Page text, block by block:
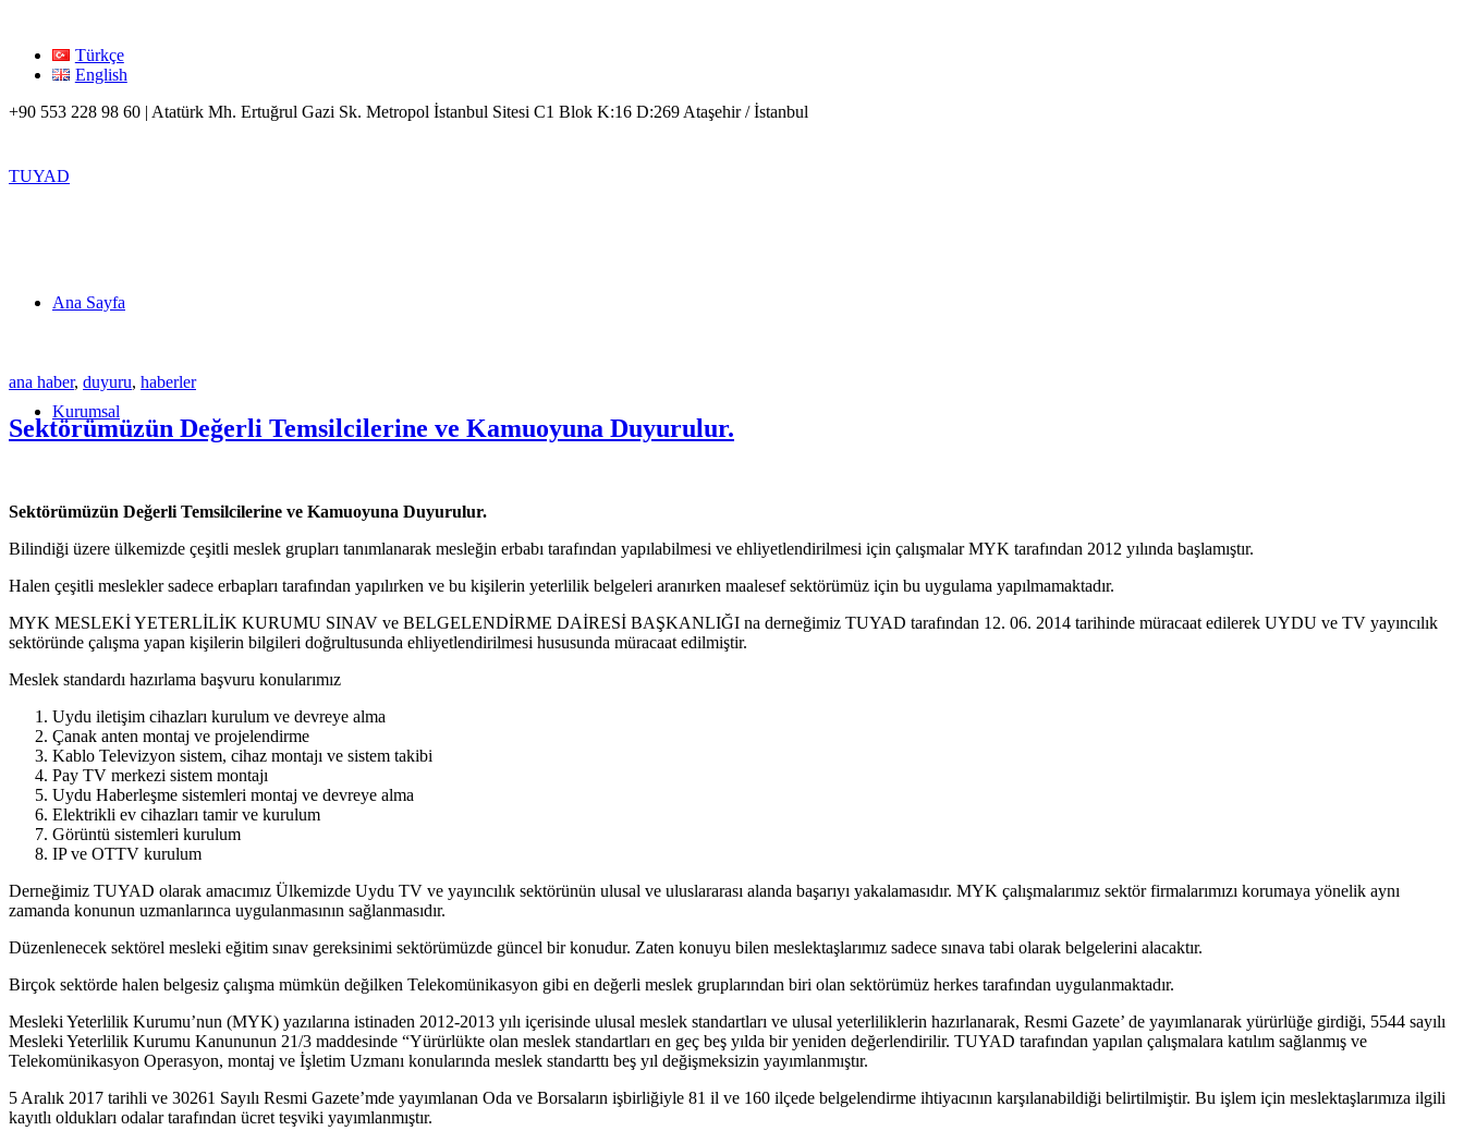
Türkçe
English
+90 553 228 98 60 | Atatürk Mh. Ertuğrul Gazi Sk. Metropol İstanbul Sitesi C1 Blok K:16 D:269 Ataşehir / İstanbul
TUYAD
Ana Sayfa
Kurumsal
ana haber, duyuru, haberler
Sektörümüzün Değerli Temsilcilerine ve Kamuoyuna Duyurulur.
Sektörümüzün Değerli Temsilcilerine ve Kamuoyuna Duyurulur.
Bilindiği üzere ülkemizde çeşitli meslek grupları tanımlanarak mesleğin erbabı tarafından yapılabilmesi ve ehliyetlendirilmesi için çalışmalar MYK tarafından 2012 yılında başlamıştır.
Halen çeşitli meslekler sadece erbapları tarafından yapılırken ve bu kişilerin yeterlilik belgeleri aranırken maalesef sektörümüz için bu uygulama yapılmamaktadır.
MYK MESLEKİ YETERLİLİK KURUMU SINAV ve BELGELENDİRME DAİRESİ BAŞKANLIĞI na derneğimiz TUYAD tarafından 12. 06. 2014 tarihinde müracaat edilerek UYDU ve TV yayıncılık
sektöründe çalışma yapan kişilerin bilgileri doğrultusunda ehliyetlendirilmesi hususunda müracaat edilmiştir.
Meslek standardı hazırlama başvuru konularımız
Uydu iletişim cihazları kurulum ve devreye alma
Çanak anten montaj ve projelendirme
Kablo Televizyon sistem, cihaz montajı ve sistem takibi
Pay TV merkezi sistem montajı
Uydu Haberleşme sistemleri montaj ve devreye alma
Elektrikli ev cihazları tamir ve kurulum
Görüntü sistemleri kurulum
IP ve OTTV kurulum
Derneğimiz TUYAD olarak amacımız Ülkemizde Uydu TV ve yayıncılık sektörünün ulusal ve uluslararası alanda başarıyı yakalamasıdır. MYK çalışmalarımız sektör firmalarımızı korumaya yönelik aynı
zamanda konunun uzmanlarınca uygulanmasının sağlanmasıdır.
Düzenlenecek sektörel mesleki eğitim sınav gereksinimi sektörümüzde güncel bir konudur. Zaten konuyu bilen meslektaşlarımız sadece sınava tabi olarak belgelerini alacaktır.
Birçok sektörde halen belgesiz çalışma mümkün değilken Telekomünikasyon gibi en değerli meslek gruplarından biri olan sektörümüz herkes tarafından uygulanmaktadır.
Mesleki Yeterlilik Kurumu’nun (MYK) yazılarına istinaden 2012-2013 yılı içerisinde ulusal meslek standartları ve ulusal yeterliliklerin hazırlanarak, Resmi Gazete’ de yayımlanarak yürürlüğe girdiği, 5544 sayılı
Mesleki Yeterlilik Kurumu Kanununun 21/3 maddesinde “Yürürlükte olan meslek standartları en geç beş yılda bir yeniden değerlendirilir. TUYAD tarafından yapılan çalışmalara katılım sağlanmış ve
Telekomünikasyon Operasyon, montaj ve İşletim Uzmanı konularında meslek standarttı beş yıl değişmeksizin yayımlanmıştır.
5 Aralık 2017 tarihli ve 30261 Sayılı Resmi Gazete’mde yayımlanan Oda ve Borsaların işbirliğiyle 81 il ve 160 ilçede belgelendirme ihtiyacının karşılanabildiği belirtilmiştir. Bu işlem için meslektaşlarımıza ilgili
kayıtlı oldukları odalar tarafından ücret teşviki yayımlanmıştır.